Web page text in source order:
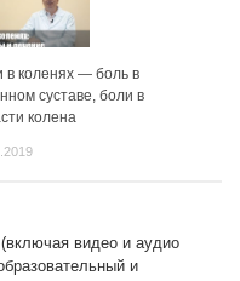
в коленях — боль в
суставе, боли в
колена
видео и аудио
и